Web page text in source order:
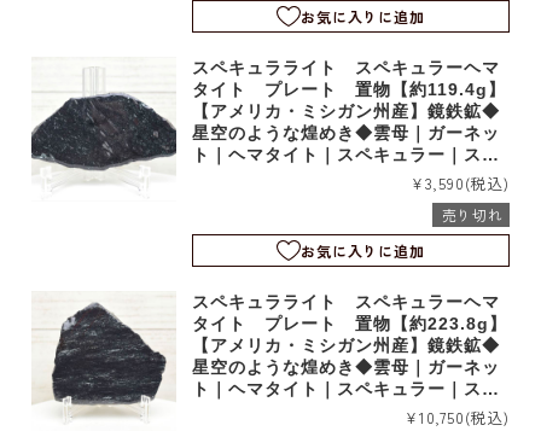
お気に入りに追加
スペキュラライト スペキュラーヘマ
タイト プレート 置物【約119.4g】
【アメリカ・ミシガン州産】鏡鉄鉱◆
星空のような煌めき◆雲母｜ガーネッ
ト｜ヘマタイト｜スペキュラー｜スラ
¥3,590(税込)
売り切れ
お気に入りに追加
スペキュラライト スペキュラーヘマ
タイト プレート 置物【約223.8g】
【アメリカ・ミシガン州産】鏡鉄鉱◆
星空のような煌めき◆雲母｜ガーネッ
ト｜ヘマタイト｜スペキュラー｜スラ
¥10,750(税込)